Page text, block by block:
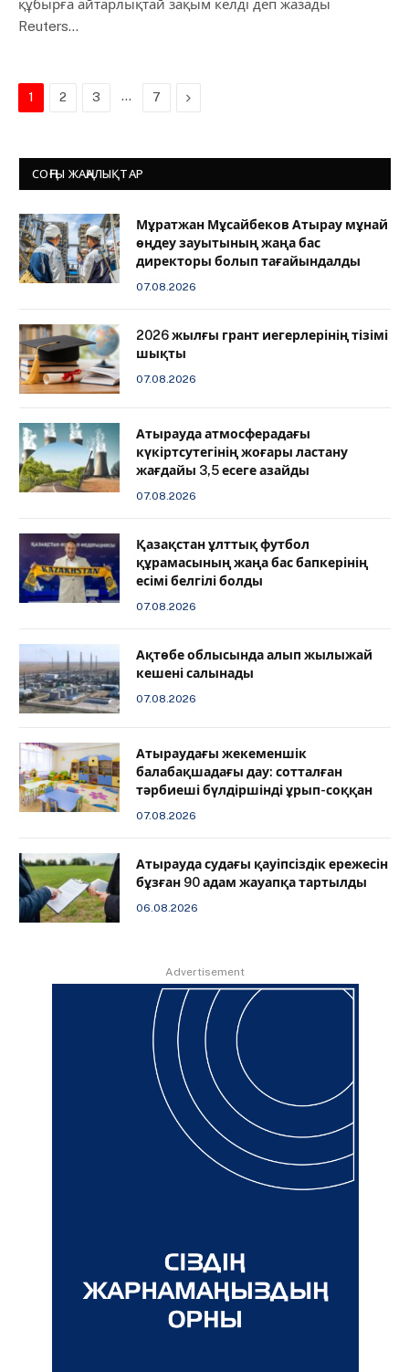
құбырға айтарлықтай зақым келді деп жазады
Reuters…
1 2 3 … 7 Next
СОҢҒЫ ЖАҢАЛЫҚТАР
Мұратжан Мұсайбеков Атырау мұнай
өңдеу зауытының жаңа бас
директоры болып тағайындалды
07.08.2026
2026 жылғы грант иегерлерінің тізімі
шықты
07.08.2026
Атырауда атмосферадағы
күкіртсутегінің жоғары ластану
жағдайы 3,5 есеге азайды
07.08.2026
Қазақстан ұлттық футбол
құрамасының жаңа бас бапкерінің
есімі белгілі болды
07.08.2026
Ақтөбе облысында алып жылыжай
кешені салынады
07.08.2026
Атыраудағы жекеменшік
балабақшадағы дау: сотталған
тәрбиеші бүлдіршінді ұрып-соққан
07.08.2026
Атырауда судағы қауіпсіздік ережесін
бұзған 90 адам жауапқа тартылды
06.08.2026
Advertisement